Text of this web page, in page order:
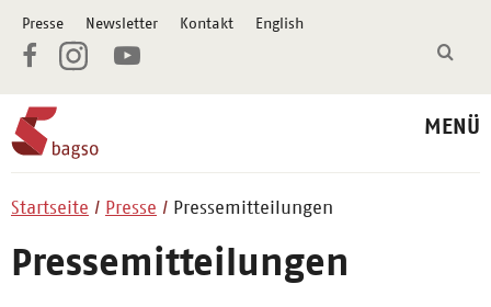
Presse Newsletter Kontakt English
MENÜ
Startseite Presse Pressemitteilungen
Pressemitteilungen